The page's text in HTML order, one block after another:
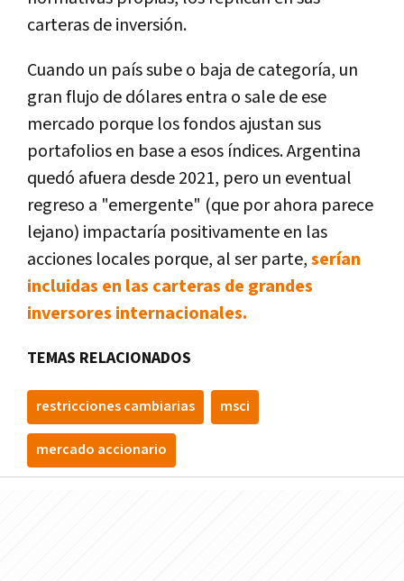
carteras de inversión.
Cuando un país sube o baja de categoría, un
gran flujo de dólares entra o sale de ese
mercado porque los fondos ajustan sus
portafolios en base a esos índices. Argentina
quedó afuera desde 2021, pero un eventual
regreso a "emergente" (que por ahora parece
lejano) impactaría positivamente en las
acciones locales porque, al ser parte,serían
incluidas en las carteras de grandes
inversores internacionales.
TEMAS RELACIONADOS
restricciones cambiarias msci
mercado accionario